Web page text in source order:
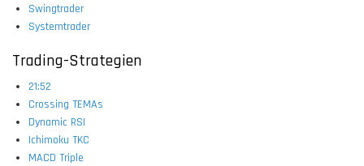
Swingtrader
Systemtrader
Trading-Strategien
21:52
Crossing TEMAs
Dynamic RSI
Ichimoku TKC
MACD Triple